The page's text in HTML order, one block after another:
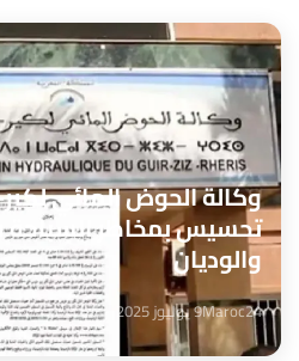
وكالة الحوض المائي
تحسيس بمخاطر
والوديان
Maroc249 يوليوز 2025